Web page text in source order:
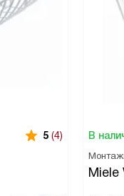
5 (4) В
Miele